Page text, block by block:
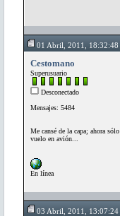
01 Abril, 2011, 18:32:48
Cestomano
Superusuario
Desconectado
Mensajes: 5484
Me cansé de la capa; ahora sólo
vuelo en avión...
En línea
03 Abril, 2011, 13:07:24